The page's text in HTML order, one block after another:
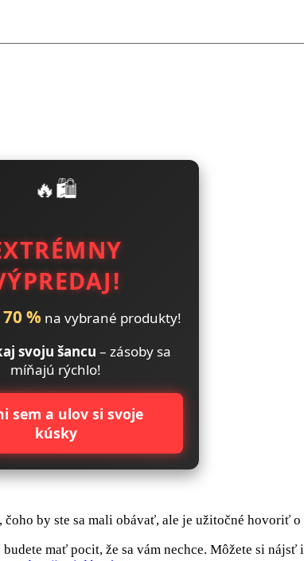
🔥🛍️
70 % na vybrané produkty!
svoju šancu – zásoby sa
míňajú rýchlo!
sem a ulov si svoje
kúsky
by ste sa mali obávať, ale je užitočné hovoriť
mať pocit, že sa vám nechce. Môžete si